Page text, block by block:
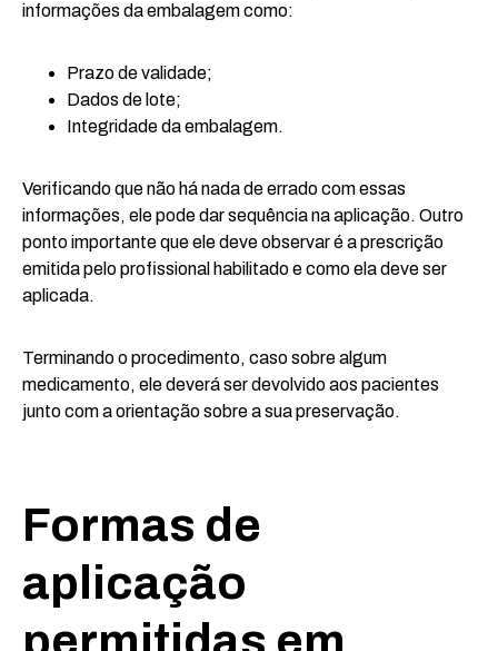
informações da embalagem como:
Prazo de validade;
Dados de lote;
Integridade da embalagem.
Verificando que não há nada de errado com essas
informações, ele pode dar sequência na aplicação. Outro
ponto importante que ele deve observar é a prescrição
emitida pelo profissional habilitado e como ela deve ser
aplicada.
Terminando o procedimento, caso sobre algum
medicamento, ele deverá ser devolvido aos pacientes
junto com a orientação sobre a sua preservação.
Formas de
aplicação